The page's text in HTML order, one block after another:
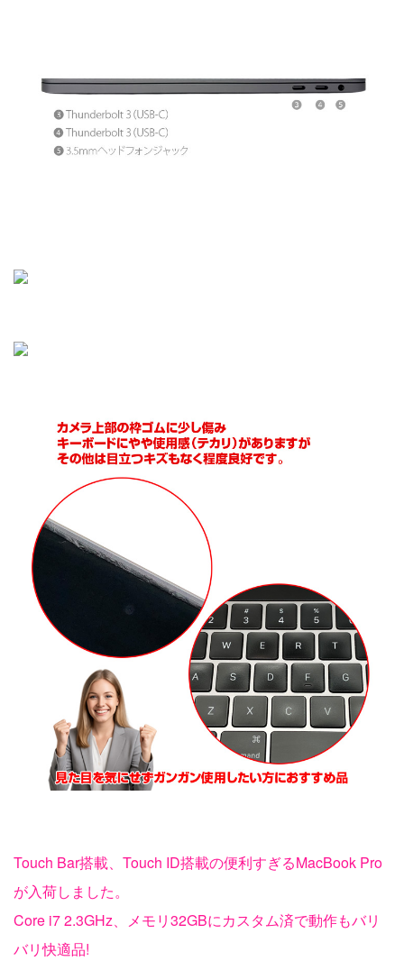
Touch Bar搭載、Touch ID搭載の便利すぎるMacBook Pro
が入荷しました。
Core i7 2.3GHz、メモリ32GBにカスタム済で動作もバリ
バリ快適品!